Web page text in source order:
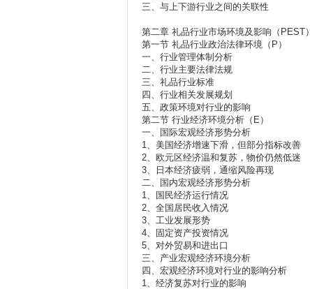
三、与上下游行业之间的关联性
第二章 礼品行业市场环境及影响（PEST）
第一节 礼品行业政治法律环境（P）
一、行业管理体制分析
二、行业主要法律法规
三、礼品行业标准
四、行业相关发展规划
五、政策环境对行业的影响
第二节 行业经济环境分析（E）
一、国际宏观经济形势分析
1、美国经济增速下滑，但部分指标改善
2、欧元区经济温和复苏，物价仍然低迷
3、日本经济疲弱，通缩风险再现
二、国内宏观经济形势分析
1、国民经济运行情况
2、全国居民收入情况
3、工业发展形势
4、固定资产投资情况
5、对外贸易和进出口
三、产业宏观经济环境分析
四、宏观经济环境对行业的影响分析
1、经济复苏对行业的影响